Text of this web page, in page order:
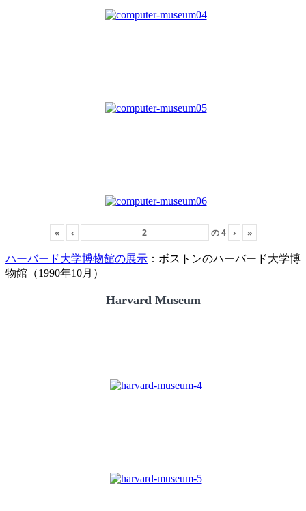
« ‹ の4 › »
ハーバード大学博物館の展示 ：ボストンのハーバード大学博
物館（1990年10月）
Harvard Museum